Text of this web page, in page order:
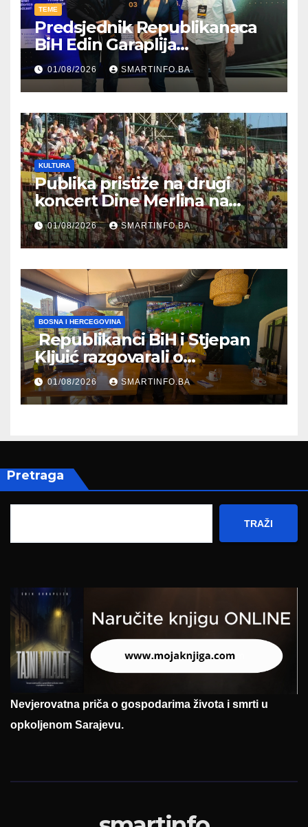
TEME
Predsjednik Republikanaca
BiH Edin Garaplija
prisustvovao prezentaciji
Federalnog sajma
zapošljavanja
01/08/2026 SMARTINFO.BA
KULTURA
Publika pristiže na drugi
koncert Dine Merlina na
Koševu
01/08/2026 SMARTINFO.BA
BOSNA I HERCEGOVINA
Republikanci BiH i Stjepan
Kljuić razgovarali o
evropskom putu Bosne i
Hercegovine
01/08/2026 SMARTINFO.BA
Pretraga
TRAŽI
Nevjerovatna priča o gospodarima života i smrti u
opkoljenom Sarajevu.